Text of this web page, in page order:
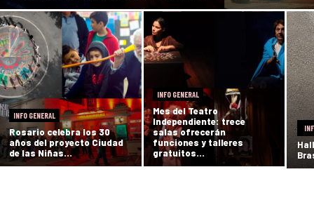
INFO GENERAL
Rosario celebra los 30
años del proyecto Ciudad
de las Niñas...
INFO GENERAL
Mes del Teatro
Independiente: trece
salas ofrecerán
funciones y talleres
gratuitos...